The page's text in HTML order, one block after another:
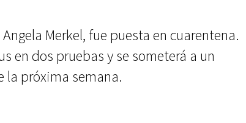
Merkel, fue puesta en cuarentena.
en dos pruebas y se someterá a un
la próxima semana.